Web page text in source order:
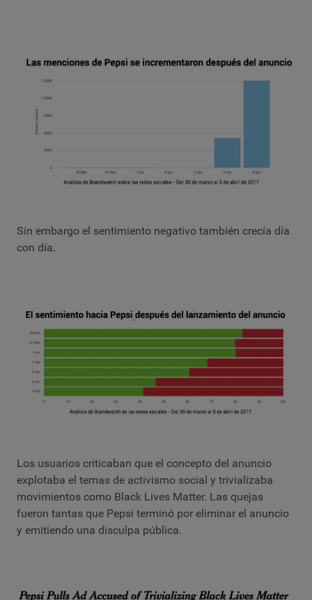
Sin embargo el sentimiento negativo también crecía día
con día.
Los usuarios criticaban que el concepto del anuncio
explotaba el temas de activismo social y trivializaba
movimientos como Black Lives Matter. Las quejas
fueron tantas que Pepsi terminó por eliminar el anuncio
y emitiendo una disculpa pública.